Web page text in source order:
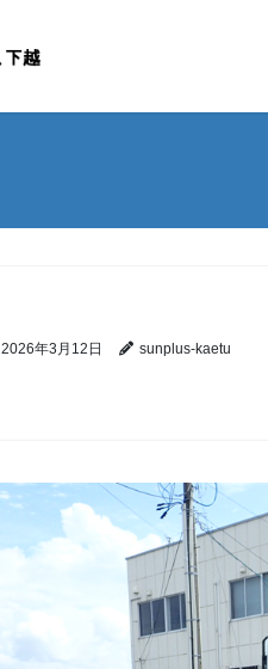
2026年3月12日 sunplus-kaetu